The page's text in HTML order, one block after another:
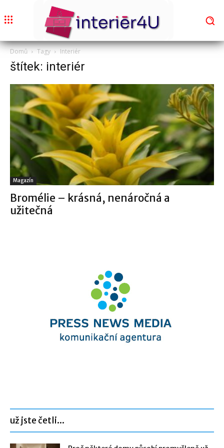
Domů Tagy Interiér
štítek: interiér
Magazín
Bromélie – krásná, nenáročná a
užitečná
už jste četli...